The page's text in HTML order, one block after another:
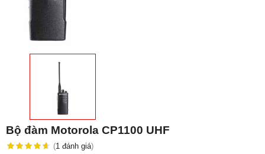
Bộ đàm Motorola CP1100 UHF
(1 đánh giá)